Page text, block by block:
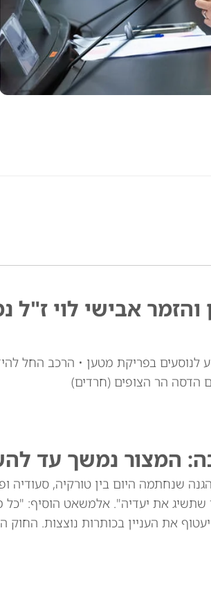
והזמר אבישי לוי ז"ל
כבן 30, יצא מרכבו לסייע לנוסעים בפריקת מטען • הרכב
הדסה הר הצופים (חרדים)
המצור נמשך עד
שנחתמה היום בין טורקיה, סעודיה
שתשיג את יעדיה". אלמשאט הוסיף:
הוא תוקפן, גם אם יעטוף את העניין בכותרות